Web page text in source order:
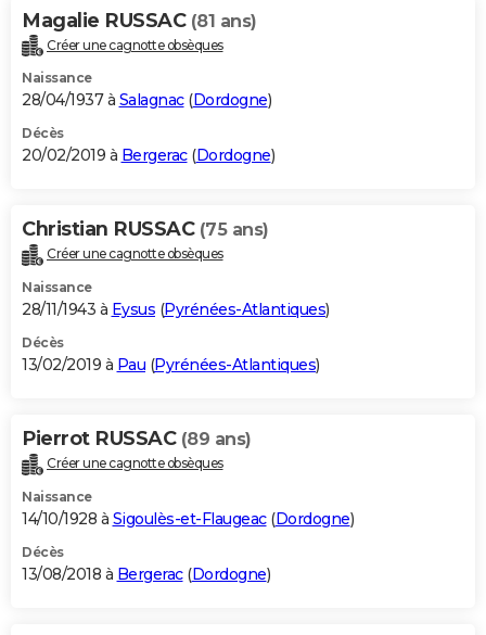
Magalie RUSSAC (81 ans)
Créer une cagnotte obsèques
Naissance
28/04/1937 à Salagnac(Dordogne)
Décès
20/02/2019 à Bergerac(Dordogne)
Christian RUSSAC (75 ans)
Créer une cagnotte obsèques
Naissance
28/11/1943 à Eysus (Pyrénées-Atlantiques)
Décès
13/02/2019 à Pau (Pyrénées-Atlantiques)
Pierrot RUSSAC (89 ans)
Créer une cagnotte obsèques
Naissance
14/10/1928 à Sigoulès-et-Flaugeac(Dordogne)
Décès
13/08/2018 à Bergerac(Dordogne)